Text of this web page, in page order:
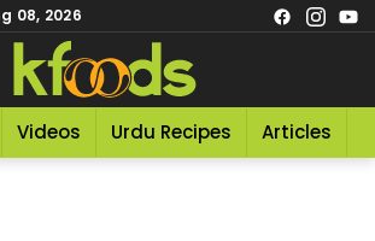
08, 2026
Videos Urdu Recipes Articles